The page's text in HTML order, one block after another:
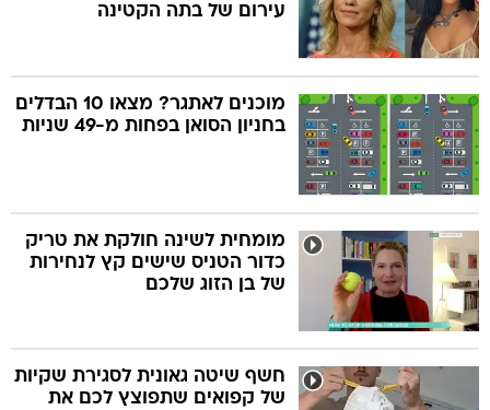
עירום של בתה הקטינה
מוכנים לאתגר? מצאו 10 הבדלים
בחניון הסואן בפחות מ-49 שניות
מומחית לשינה חולקת את טריק
כדור הטניס שישים קץ לנחירות
של בן הזוג שלכם
חשף שיטה גאונית לסגירת שקיות
של קפואים שתפוצץ לכם את